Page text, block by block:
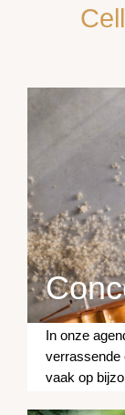
In onze
verrassende
vaak op